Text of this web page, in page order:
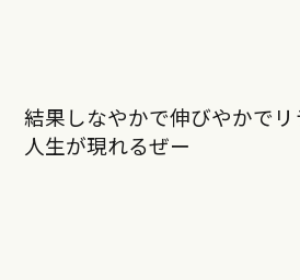
結果しなやかで伸びやかで
人生が現れるぜー